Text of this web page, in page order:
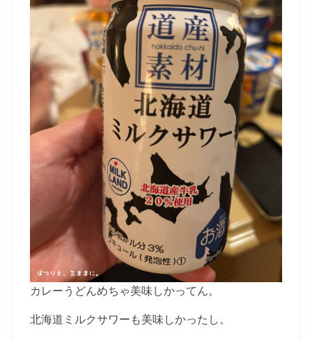
カレーうどんめちゃ美味しかってん。
北海道ミルクサワーも美味しかったし。